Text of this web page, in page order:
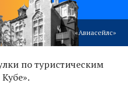
«Авиасейлс»
по туристическим